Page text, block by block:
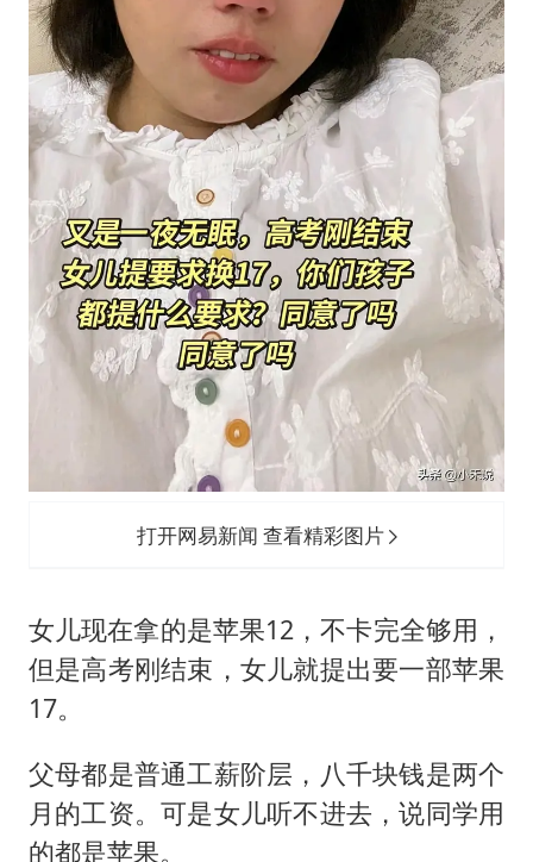
打开网易新闻 查看精彩图片
女儿现在拿的是苹果12，不卡完全够用，
但是高考刚结束，女儿就提出要一部苹果
17。
父母都是普通工薪阶层，八千块钱是两个
月的工资。可是女儿听不进去，说同学用
的都是苹果。